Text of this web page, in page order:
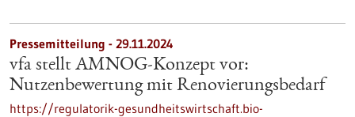
Pressemitteilung - 29.11.2024
vfa stellt AMNOG-Konzept vor:
Nutzenbewertung mit Renovierungsbedarf
https://regulatorik-gesundheitswirtschaft.bio-